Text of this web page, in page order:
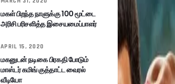
மகள் பிறந்த நாளுக்கு 100 மூட்டை
அரிசி பரிசளித்த இசையமைப்பாளர்
APRIL 15, 2020
மகனுடன் நடிகை பிரகதி போடும்
மாஸ்டர் கமிங் குத்தாட்ட வைரல்
வீடியோ